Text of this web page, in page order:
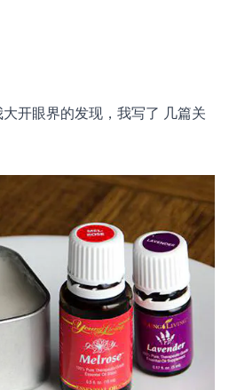
开眼界的发现，我写了 几篇关